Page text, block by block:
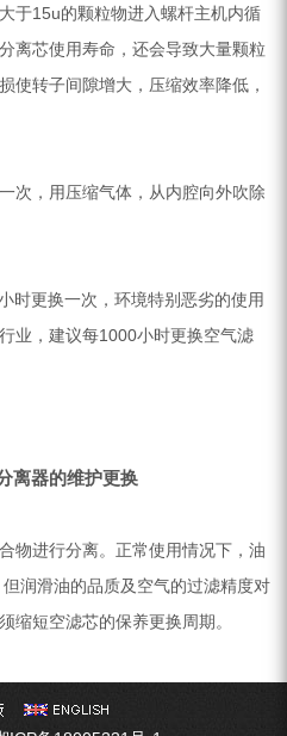
于15u的颗粒物进入螺杆主机内循
离芯使用寿命，还会导致大量颗粒
使转子间隙增大，压缩效率降低，
，用压缩气体，从内腔向外吹除
更换一次，环境特别恶劣的使用
业，建议每1000小时更换空气滤
离器的维护更换
进行分离。正常使用情况下，油
润滑油的品质及空气的过滤精度对
缩短空滤芯的保养更换周期。